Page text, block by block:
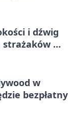
i dźwig
we
w
bezpłatny